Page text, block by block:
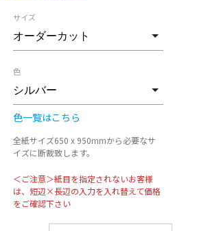
サイズ
色
色一覧はこちら
全紙サイズ650 x 950mmから必要なサ
イズに断裁致します。
＜ご注意＞紙目を指定されないお客様
は、短辺×長辺の入力を入れ替えて価格
をご確認下さい